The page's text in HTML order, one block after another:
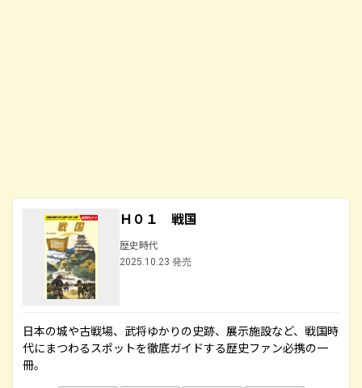
Ｈ０１ 戦国
歴史時代
2025.10.23 発売
日本の城や古戦場、武将ゆかりの史跡、展示施設など、戦国時
代にまつわるスポットを徹底ガイドする歴史ファン必携の一
冊。